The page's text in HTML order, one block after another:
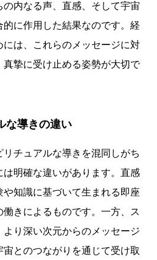
の内なる声、直感、そして宇宙
に作用した結果なのです。経
は、これらのメッセージに対
真摯に受け止める姿勢が大切で
な導きの違い
チュアルな導きを混同しがち
明確な違いがあります。直感
知識に基づいて生まれる即座
きによるものです。一方、ス
より深い次元からのメッセージ
とのつながりを通じて受け取